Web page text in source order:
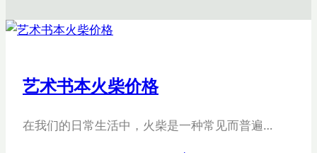
艺术书本火柴价格
在我们的日常生活中，火柴是一种常见而普遍…